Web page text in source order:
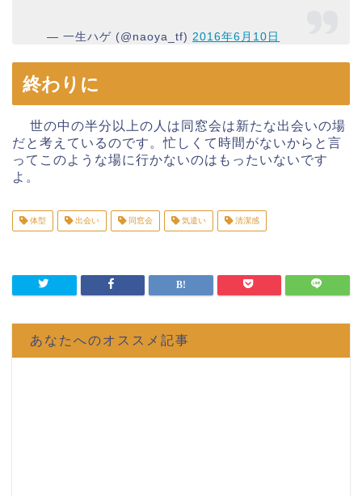
— 一生ハゲ (@naoya_tf) 2016年6月10日
終わりに
世の中の半分以上の人は同窓会は新たな出会いの場
だと考えているのです。忙しくて時間がないからと言
ってこのような場に行かないのはもったいないです
よ。
体型 出会い 同窓会 気遣い 清潔感
あなたへのオススメ記事